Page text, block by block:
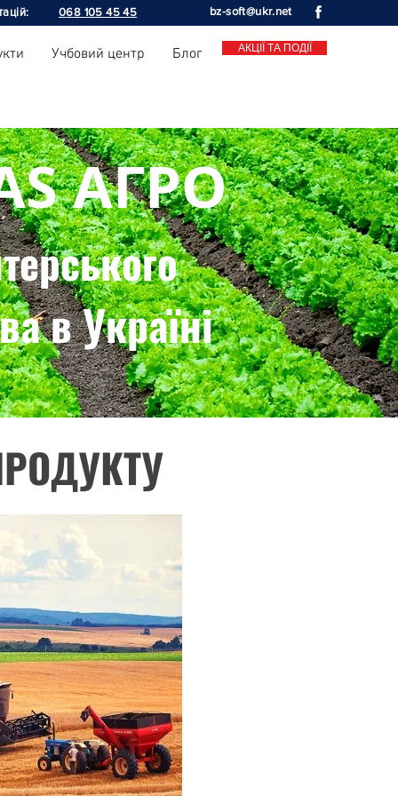
068 105 45 45 bz-soft@ukr.net
Учбовий центр Блог АКЦІЇ ТА ПОДІЇ
АГРО
в Україні